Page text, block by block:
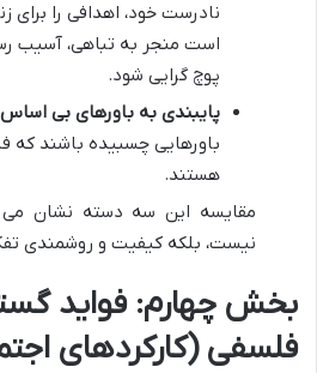
نادرست خود، اهدافی را برای
است منجر به تباهی، آسیب
پوچ گرایی شود.
پایبندی به باورهای بی
باورهایی چسبیده باشند که
هستند.
مقایسه این سه دسته نشان
نیست، بلکه کیفیت و روشمندی
بخش چهارم: فواید
فلسفی (کارکردهای